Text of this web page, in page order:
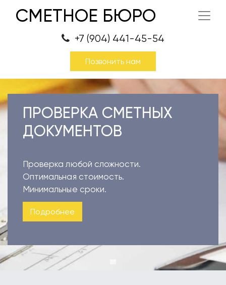
СМЕТНОЕ БЮРО
+7 (904) 441-45-54
Позвонить нам
ПРОВЕРКА СМЕТНЫХ
ДОКУМЕНТОВ
Проверка любой сложности.
Оптимальная стоимость.
Минимальные сроки.
Подробнее